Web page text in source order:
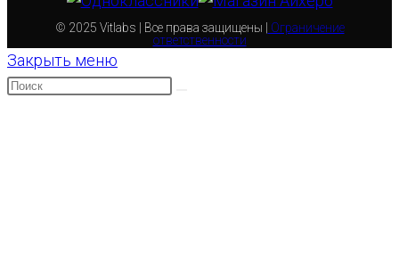
© 2025 Vitlabs | Все права защищены |
Ограничение
ответственности
Закрыть меню